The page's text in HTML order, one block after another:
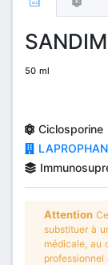
50 ml
Ciclosporine
LAPROPHAN
Attention
substituer à
médicale, au
professionnel